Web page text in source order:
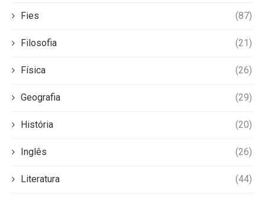
Fies (87)
Filosofia (21)
Física (26)
Geografia (29)
História (20)
Inglês (26)
Literatura (44)